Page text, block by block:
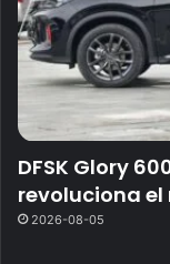
DFSK Glory
revoluciona
2026-08-05